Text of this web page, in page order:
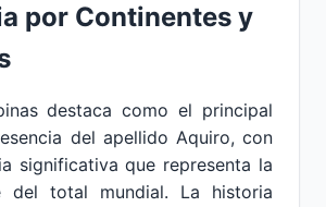
por Continentes y
destaca como el principal
del apellido Aquiro, con
significativa que representa la
del total mundial. La historia